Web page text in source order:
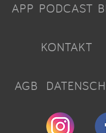
APP PODCAST
KONTAKT
AGB